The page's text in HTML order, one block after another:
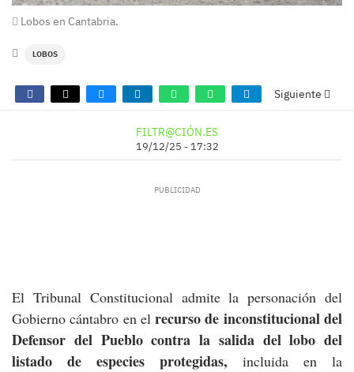
Lobos en Cantabria.
LOBOS
Siguiente
FILTR@CIÓN.ES
19/12/25 - 17:32
El Tribunal Constitucional admite la personación del
Gobierno cántabro en elrecurso de inconstitucional del
Defensor del Pueblo contra la salida del lobo del
listado de especies protegidas, incluida en la